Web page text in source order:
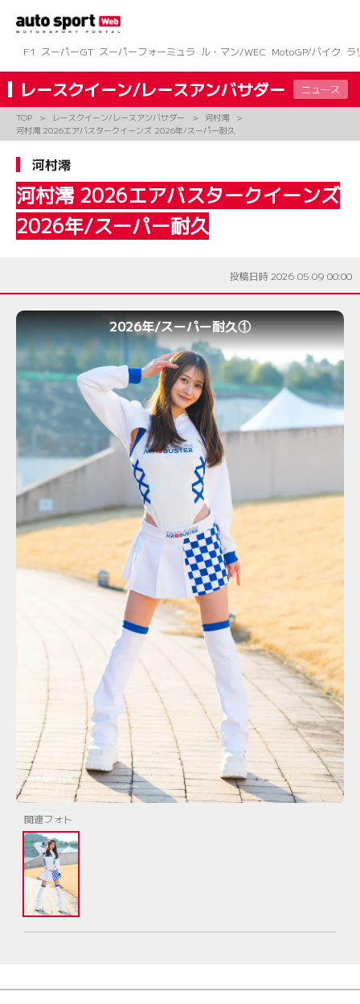
ツ
へ
ス
キ
プ
F1 スーパーGT スーパーフォーミュラ ル・マン/WEC MotoGP/バイク ラ
レースクイーン/レースアンバサダー ニュース
TOP レースクイーン/レースアンバサダー
河村澪
河村澪 2026エアバスタークイーンズ 2026年/スーパー耐久
河村澪
河村澪 2026エアバスタークイーンズ
2026年/スーパー耐久
投稿日時 2026.05.09 00:00
2026年/スーパー耐久①
関連フォト